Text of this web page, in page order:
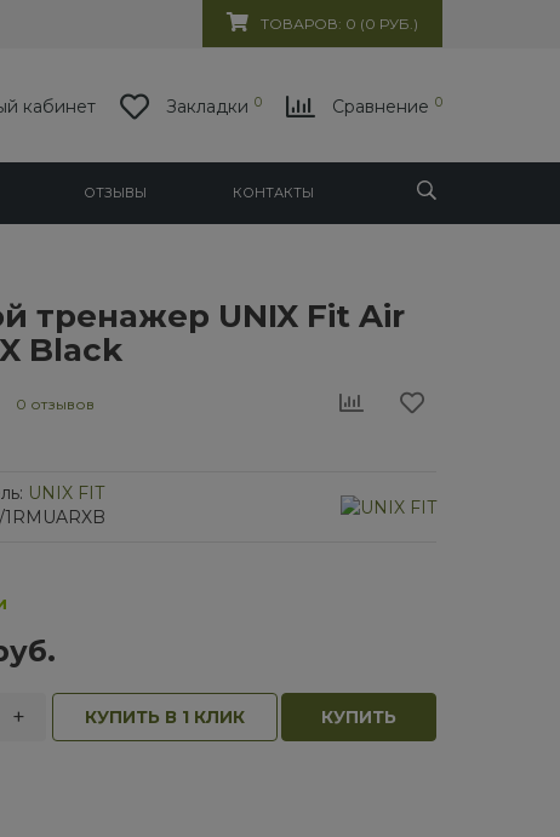
ТОВАРОВ: 0 (0 РУБ.)
кабинет Закладки 0 Сравнение 0
ОТЗЫВЫ КОНТАКТЫ
тренажер UNIX Fit Air
Black
0 отзывов
UNIX FIT
+ КУПИТЬ В 1 КЛИК КУПИТЬ